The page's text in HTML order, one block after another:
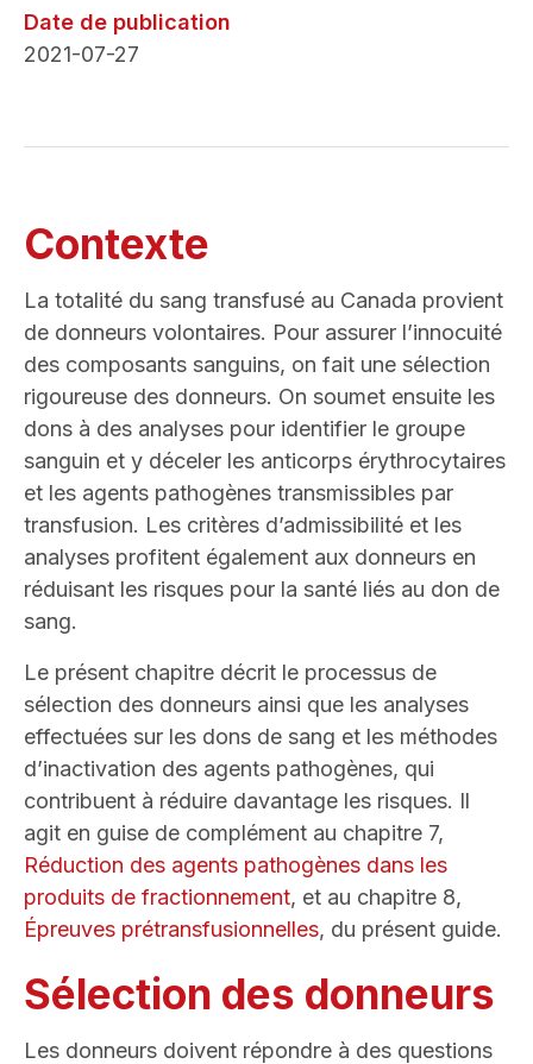
Date de publication
2021-07-27
Contexte
La totalité du sang transfusé au Canada provient
de donneurs volontaires. Pour assurer l’innocuité
des composants sanguins, on fait une sélection
rigoureuse des donneurs. On soumet ensuite les
dons à des analyses pour identifier le groupe
sanguin et y déceler les anticorps érythrocytaires
et les agents pathogènes transmissibles par
transfusion. Les critères d’admissibilité et les
analyses profitent également aux donneurs en
réduisant les risques pour la santé liés au don de
sang.
Le présent chapitre décrit le processus de
sélection des donneurs ainsi que les analyses
effectuées sur les dons de sang et les méthodes
d’inactivation des agents pathogènes, qui
contribuent à réduire davantage les risques. Il
agit en guise de complément au chapitre 7,
Réduction des agents pathogènes dans les
produits de fractionnement, et au chapitre 8,
Épreuves prétransfusionnelles, du présent guide.
Sélection des donneurs
Les donneurs doivent répondre à des questions